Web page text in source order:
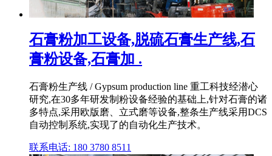
石膏粉加工设备,脱硫石膏生产线,石
膏粉设备,石膏加 .
石膏粉生产线 / Gypsum production line 重工科技经潜心
研究,在30多年研发制粉设备经验的基础上,针对石膏的诸
多特点,采用欧版磨、立式磨等设备,整条生产线采用DCS
自动控制系统,实现了的自动化生产技术。
联系电话: 180 3780 8511